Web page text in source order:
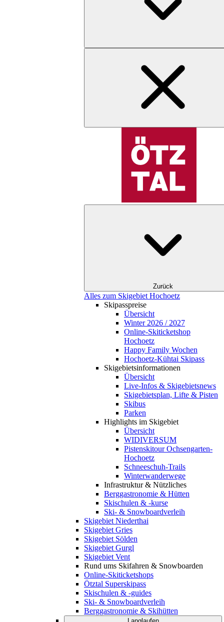
Zurück
Alles zum Skigebiet Hochoetz
Skipasspreise
Übersicht
Winter 2026 / 2027
Online-Skiticketshop
Hochoetz
Happy Family Wochen
Hochoetz-Kühtai Skipass
Skigebietsinformationen
Übersicht
Live-Infos & Skigebietsnews
Skigebietsplan, Lifte & Pisten
Skibus
Parken
Highlights im Skigebiet
Übersicht
WIDIVERSUM
Pistenskitour Ochsengarten-
Hochoetz
Schneeschuh-Trails
Winterwanderwege
Infrastruktur & Nützliches
Berggastronomie & Hütten
Skischulen & -kurse
Ski- & Snowboardverleih
Skigebiet Niederthai
Skigebiet Gries
Skigebiet Sölden
Skigebiet Gurgl
Skigebiet Vent
Rund ums Skifahren & Snowboarden
Online-Skiticketshops
Ötztal Superskipass
Skischulen & -guides
Ski- & Snowboardverleih
Berggastronomie & Skihütten